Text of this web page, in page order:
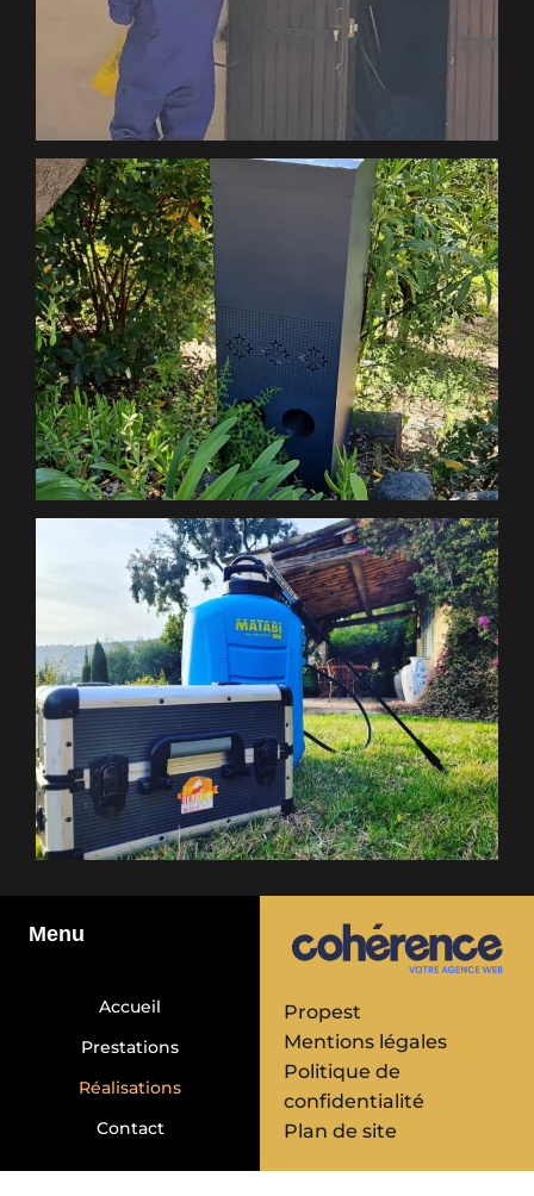
Menu
Accueil
Prestations
Réalisations
Contact
Propest
Mentions légales
Politique de
confidentialité
Plan de site